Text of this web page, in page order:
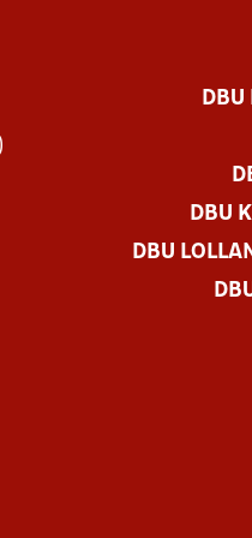
DBU
DBU
DBU